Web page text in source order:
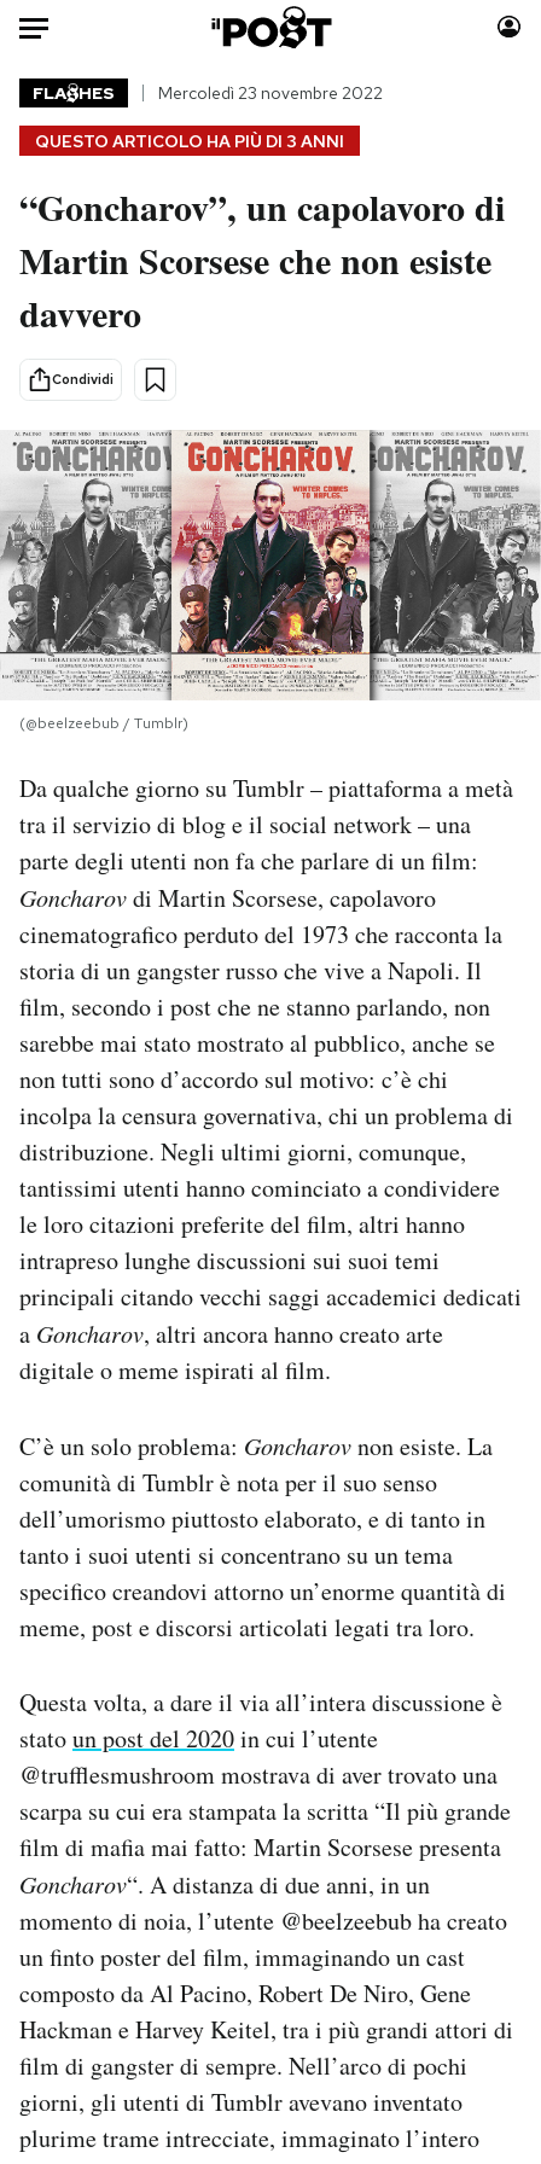
Auto
HOME
Italia
Politica
Tecnologia
Scienza
Economia
Sport
Moda
Consumismi
Altrecose
Mondiali calcio 2026
PODCAST
NEWSLETTER
SHOP
CALENDARIO
AREA PERSONALE
Area Personale
Newsletter
Hai bisogno di aiuto?
Esci
QUESTO ARTICOLO HA PIÙ DI 3 ANNI
FLA HES Mercoledì 23 novembre 2022
“Goncharov”, un capolavoro di
Martin Scorsese che non esiste
davvero
Condividi
(@beelzeebub / Tumblr)
Da qualche giorno su Tumblr – piattaforma a metà
tra il servizio di blog e il social network – una
parte degli utenti non fa che parlare di un film:
Goncharovdi Martin Scorsese, capolavoro
cinematografico perduto del 1973 che racconta la
storia di un gangster russo che vive a Napoli. Il
film, secondo i post che ne stanno parlando, non
sarebbe mai stato mostrato al pubblico, anche se
non tutti sono d’accordo sul motivo: c’è chi
incolpa la censura governativa, chi un problema di
distribuzione. Negli ultimi giorni, comunque,
tantissimi utenti hanno cominciato a condividere
le loro citazioni preferite del film, altri hanno
intrapreso lunghe discussioni sui suoi temi
principali citando vecchi saggi accademici dedicati
a Goncharov, altri ancora hanno creato arte
digitale o meme ispirati al film.
C’è un solo problema: Goncharovnon esiste. La
comunità di Tumblr è nota per il suo senso
dell’umorismo piuttosto elaborato, e di tanto in
tanto i suoi utenti si concentrano su un tema
specifico creandovi attorno un’enorme quantità di
meme, post e discorsi articolati legati tra loro.
Questa volta, a dare il via all’intera discussione è
statoun post del 2020in cui l’utente
@trufflesmushroom mostrava di aver trovato una
scarpa su cui era stampata la scritta “Il più grande
film di mafia mai fatto: Martin Scorsese presenta
Goncharov“. A distanza di due anni, in un
momento di noia, l’utente @beelzeebub ha creato
un finto poster del film, immaginando un cast
composto da Al Pacino, Robert De Niro, Gene
Hackman e Harvey Keitel, tra i più grandi attori di
film di gangster di sempre. Nell’arco di pochi
giorni, gli utenti di Tumblr avevano inventato
plurime trame intrecciate, immaginato l’intero